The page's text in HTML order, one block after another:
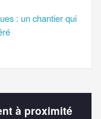
: un chantier qui
à proximité